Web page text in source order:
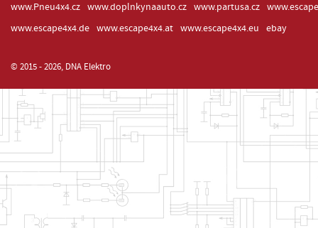
www.Pneu4x4.cz www.doplnkynaauto.cz www.partusa.cz
www.escape4x4.de
www.escape4x4.at www.escape4x4.eu ebay
© 2015 - 2026, DNA Elektro